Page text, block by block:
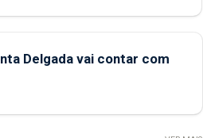
Delgada vai contar com